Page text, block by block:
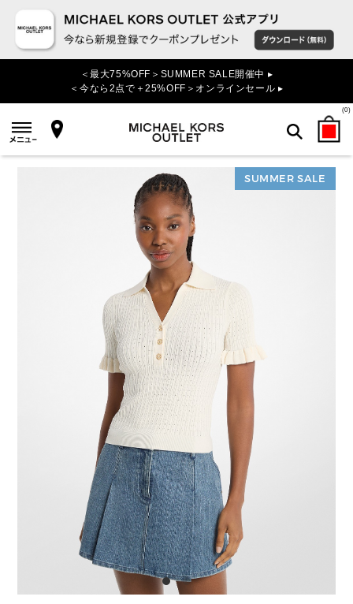
＜最大75%OFF＞SUMMER SALE開催中 ▸
＜今なら2点で＋25%OFF＞オンラインセール ▸
(0)
検索
SUMMER SALE